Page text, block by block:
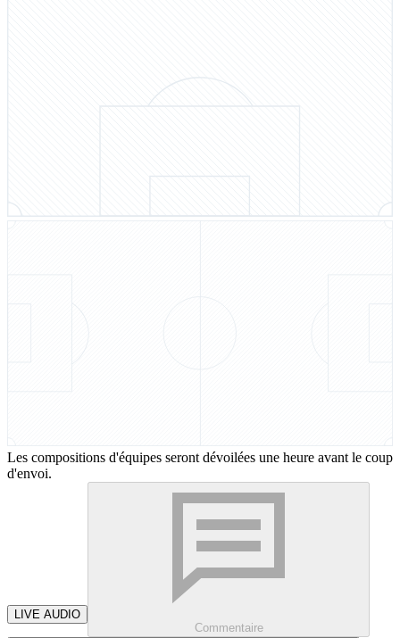
Les compositions d'équipes seront dévoilées une heure avant le coup
d'envoi.
LIVE AUDIO
Commentaire